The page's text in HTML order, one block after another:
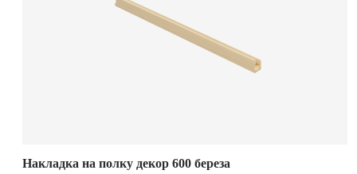
Накладка на полку декор 600 береза